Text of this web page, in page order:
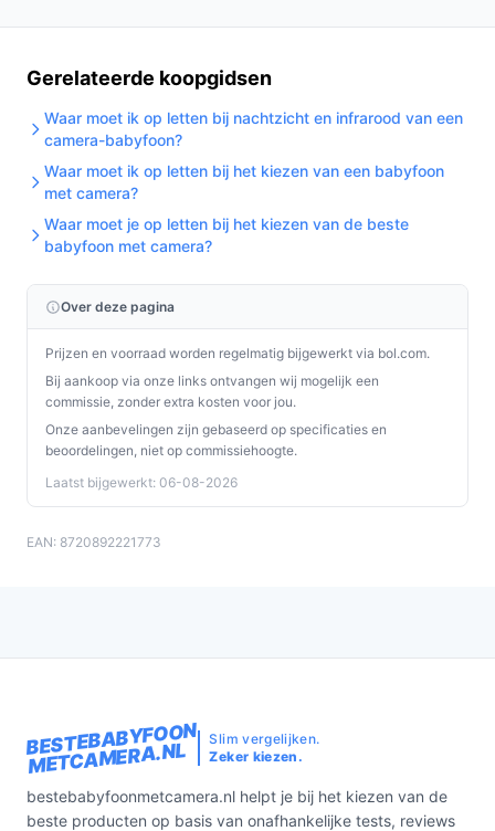
Gerelateerde koopgidsen
Waar moet ik op letten bij nachtzicht en infrarood van een
camera-babyfoon?
Waar moet ik op letten bij het kiezen van een babyfoon
met camera?
Waar moet je op letten bij het kiezen van de beste
babyfoon met camera?
Over deze pagina
Prijzen en voorraad worden regelmatig bijgewerkt via bol.com.
Bij aankoop via onze links ontvangen wij mogelijk een
commissie, zonder extra kosten voor jou.
Onze aanbevelingen zijn gebaseerd op specificaties en
beoordelingen, niet op commissiehoogte.
Laatst bijgewerkt: 06-08-2026
EAN: 8720892221773
BESTEBABYFOON
METCAMERA.NL
Slim vergelijken.
Zeker kiezen.
bestebabyfoonmetcamera.nl helpt je bij het kiezen van de
beste producten op basis van onafhankelijke tests, reviews